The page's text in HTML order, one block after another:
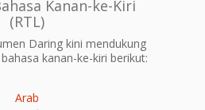
Kanan-ke-Kiri
(RTL)
Daring kini mendukung
kanan-ke-kiri berikut:
Arab